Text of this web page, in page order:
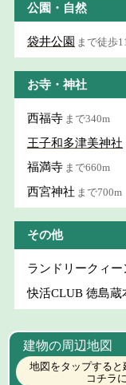
公園・自然
袋井公園 まで徒歩
お寺・神社
西福寺 まで340m
王子和多津美神社
福満寺 まで660m
西宮神社 まで700m
その他
ランドリークィ
快活CLUB 徳島蔵
建物の周辺地図
地図をタップする
コチラ